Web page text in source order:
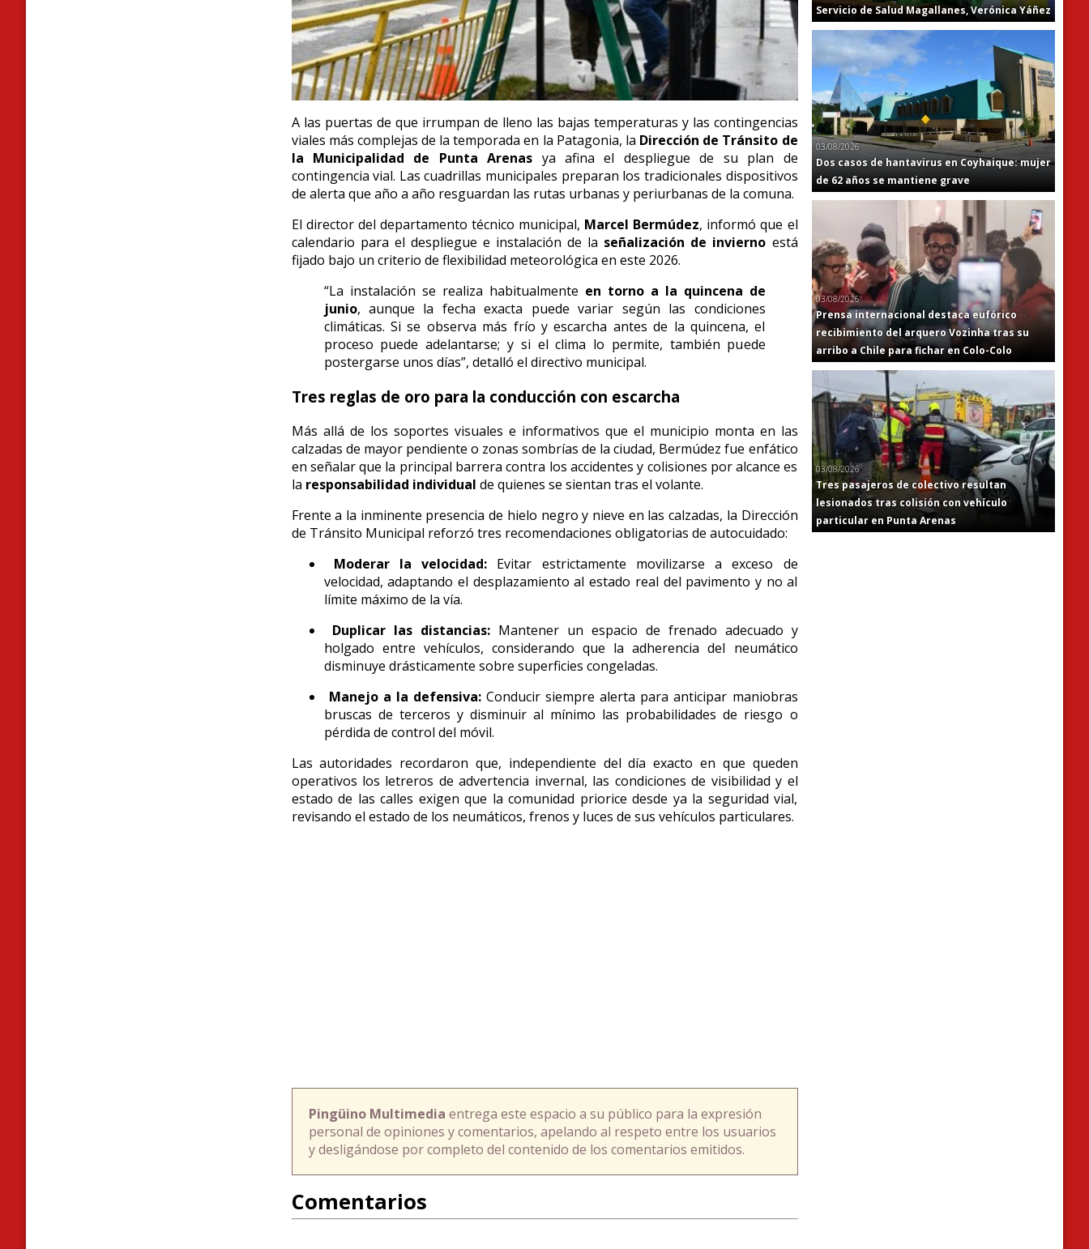
A las puertas de que irrumpan de lleno las bajas temperaturas y las contingencias
viales más complejas de la temporada en la Patagonia, la Dirección de Tránsito de
la Municipalidad de Punta Arenas ya afina el despliegue de su plan de
contingencia vial. Las cuadrillas municipales preparan los tradicionales dispositivos
de alerta que año a año resguardan las rutas urbanas y periurbanas de la comuna.
El director del departamento técnico municipal, Marcel Bermúdez, informó que el
calendario para el despliegue e instalación de la señalización de invierno está
fijado bajo un criterio de flexibilidad meteorológica en este 2026.
“La instalación se realiza habitualmente en torno a la quincena de
junio, aunque la fecha exacta puede variar según las condiciones
climáticas. Si se observa más frío y escarcha antes de la quincena, el
proceso puede adelantarse; y si el clima lo permite, también puede
postergarse unos días”, detalló el directivo municipal.
Tres reglas de oro para la conducción con escarcha
Más allá de los soportes visuales e informativos que el municipio monta en las
calzadas de mayor pendiente o zonas sombrías de la ciudad, Bermúdez fue enfático
en señalar que la principal barrera contra los accidentes y colisiones por alcance es
la responsabilidad individual de quienes se sientan tras el volante.
Frente a la inminente presencia de hielo negro y nieve en las calzadas, la Dirección
de Tránsito Municipal reforzó tres recomendaciones obligatorias de autocuidado:
Moderar la velocidad: Evitar estrictamente movilizarse a exceso de
velocidad, adaptando el desplazamiento al estado real del pavimento y no al
límite máximo de la vía.
Duplicar las distancias:Mantener un espacio de frenado adecuado y
holgado entre vehículos, considerando que la adherencia del neumático
disminuye drásticamente sobre superficies congeladas.
Manejo a la defensiva:Conducir siempre alerta para anticipar maniobras
bruscas de terceros y disminuir al mínimo las probabilidades de riesgo o
pérdida de control del móvil.
Las autoridades recordaron que, independiente del día exacto en que queden
operativos los letreros de advertencia invernal, las condiciones de visibilidad y el
estado de las calles exigen que la comunidad priorice desde ya la seguridad vial,
revisando el estado de los neumáticos, frenos y luces de sus vehículos particulares.
Pingüino Multimedia entrega este espacio a su público para la expresión
personal de opiniones y comentarios, apelando al respeto entre los usuarios
y desligándose por completo del contenido de los comentarios emitidos.
Comentarios
Servicio de Salud Magallanes, Verónica Yáñez
03/08/2026
Dos casos de hantavirus en Coyhaique: mujer
de 62 años se mantiene grave
03/08/2026
Prensa internacional destaca eufórico
recibimiento del arquero Vozinha tras su
arribo a Chile para fichar en Colo-Colo
03/08/2026
Tres pasajeros de colectivo resultan
lesionados tras colisión con vehículo
particular en Punta Arenas